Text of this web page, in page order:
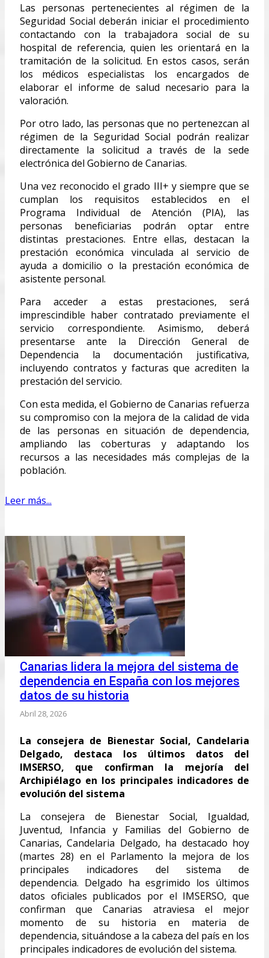
Las personas pertenecientes al régimen de la
Seguridad Social deberán iniciar el procedimiento
contactando con la trabajadora social de su
hospital de referencia, quien les orientará en la
tramitación de la solicitud. En estos casos, serán
los médicos especialistas los encargados de
elaborar el informe de salud necesario para la
valoración.
Por otro lado, las personas que no pertenezcan al
régimen de la Seguridad Social podrán realizar
directamente la solicitud a través de la sede
electrónica del Gobierno de Canarias.
Una vez reconocido el grado III+ y siempre que se
cumplan los requisitos establecidos en el
Programa Individual de Atención (PIA), las
personas beneficiarias podrán optar entre
distintas prestaciones. Entre ellas, destacan la
prestación económica vinculada al servicio de
ayuda a domicilio o la prestación económica de
asistente personal.
Para acceder a estas prestaciones, será
imprescindible haber contratado previamente el
servicio correspondiente. Asimismo, deberá
presentarse ante la Dirección General de
Dependencia la documentación justificativa,
incluyendo contratos y facturas que acrediten la
prestación del servicio.
Con esta medida, el Gobierno de Canarias refuerza
su compromiso con la mejora de la calidad de vida
de las personas en situación de dependencia,
ampliando las coberturas y adaptando los
recursos a las necesidades más complejas de la
población.
Leer más...
Canarias lidera la mejora del sistema de
dependencia en España con los mejores
datos de su historia
Abril 28, 2026
La consejera de Bienestar Social, Candelaria
Delgado, destaca los últimos datos del
IMSERSO, que confirman la mejoría del
Archipiélago en los principales indicadores de
evolución del sistema
La consejera de Bienestar Social, Igualdad,
Juventud, Infancia y Familias del Gobierno de
Canarias, Candelaria Delgado, ha destacado hoy
(martes 28) en el Parlamento la mejora de los
principales indicadores del sistema de
dependencia. Delgado ha esgrimido los últimos
datos oficiales publicados por el IMSERSO, que
confirman que Canarias atraviesa el mejor
momento de su historia en materia de
dependencia, situándose a la cabeza del país en los
principales indicadores de evolución del sistema.